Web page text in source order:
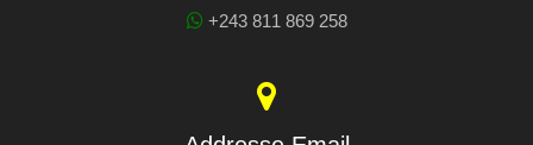
+243 811 869 258